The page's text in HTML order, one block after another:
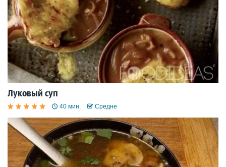
Луковый суп
40 мин. Средне